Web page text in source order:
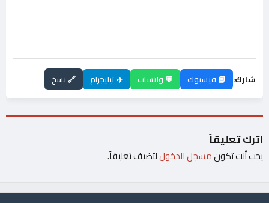
شارك: 📘 فيسبوك 💬 واتساب ✈️ تيليجرام 🔗 نسخ
اترك تعليقاً
يجب أنت تكونمسجل الدخوللتضيف تعليقاً.